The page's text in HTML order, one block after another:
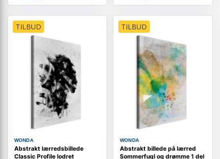
TILBUD
WONDA
Abstrakt lærredsbillede
Classic Profile lodret
TILBUD
WONDA
Abstrakt billede på lærred
Sommerfugl og drømme 1 del